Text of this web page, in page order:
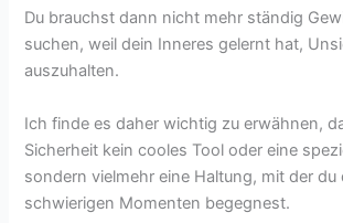
Du brauchst dann nicht mehr ständig
suchen, weil dein Inneres gelernt hat,
auszuhalten.
Ich finde es daher wichtig zu erwähnen,
Sicherheit kein cooles Tool oder eine
sondern vielmehr eine Haltung, mit der du
schwierigen Momenten begegnest.